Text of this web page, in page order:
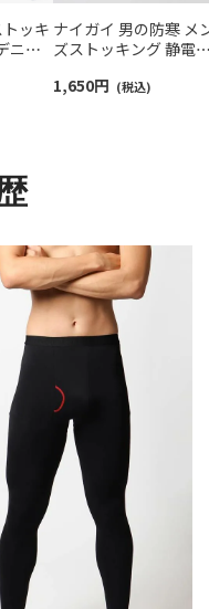
ッキ
ニー
ット
ナイガイ 男の防寒 メ
ズストッキング 静電
前開き スムーフィッ
1,650円 (税込)